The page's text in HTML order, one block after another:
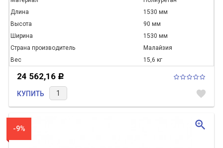
Длина
1530 мм
Высота
90 мм
Ширина
1530 мм
Страна производитель
Малайзия
Вес
15,6 кг
24 562,16 Р
КУПИТЬ favorite
-9% zoom_in